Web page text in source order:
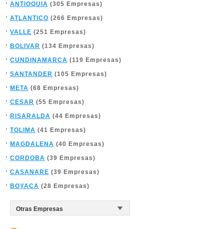
ANTIOQUIA (305 Empresas)
ATLANTICO (266 Empresas)
VALLE (251 Empresas)
BOLIVAR (134 Empresas)
CUNDINAMARCA (119 Empresas)
SANTANDER (105 Empresas)
META (68 Empresas)
CESAR (55 Empresas)
RISARALDA (44 Empresas)
TOLIMA (41 Empresas)
MAGDALENA (40 Empresas)
CORDOBA (39 Empresas)
CASANARE (39 Empresas)
BOYACA (28 Empresas)